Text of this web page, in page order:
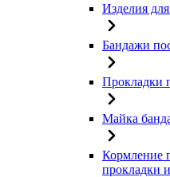
Изделия
Бандажи
Прокладки
Майка
Кормление
прокладки